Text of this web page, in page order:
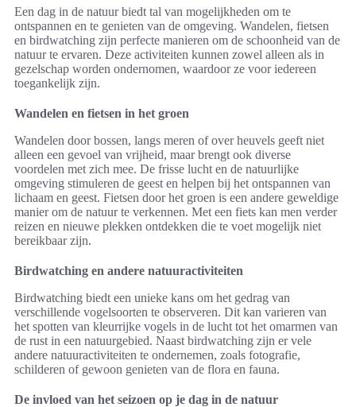
Een dag in de natuur biedt tal van mogelijkheden om te
ontspannen en te genieten van de omgeving. Wandelen, fietsen
en birdwatching zijn perfecte manieren om de schoonheid van de
natuur te ervaren. Deze activiteiten kunnen zowel alleen als in
gezelschap worden ondernomen, waardoor ze voor iedereen
toegankelijk zijn.
Wandelen en fietsen in het groen
Wandelen door bossen, langs meren of over heuvels geeft niet
alleen een gevoel van vrijheid, maar brengt ook diverse
voordelen met zich mee. De frisse lucht en de natuurlijke
omgeving stimuleren de geest en helpen bij het ontspannen van
lichaam en geest. Fietsen door het groen is een andere geweldige
manier om de natuur te verkennen. Met een fiets kan men verder
reizen en nieuwe plekken ontdekken die te voet mogelijk niet
bereikbaar zijn.
Birdwatching en andere natuuractiviteiten
Birdwatching biedt een unieke kans om het gedrag van
verschillende vogelsoorten te observeren. Dit kan varieren van
het spotten van kleurrijke vogels in de lucht tot het omarmen van
de rust in een natuurgebied. Naast birdwatching zijn er vele
andere natuuractiviteiten te ondernemen, zoals fotografie,
schilderen of gewoon genieten van de flora en fauna.
De invloed van het seizoen op je dag in de natuur